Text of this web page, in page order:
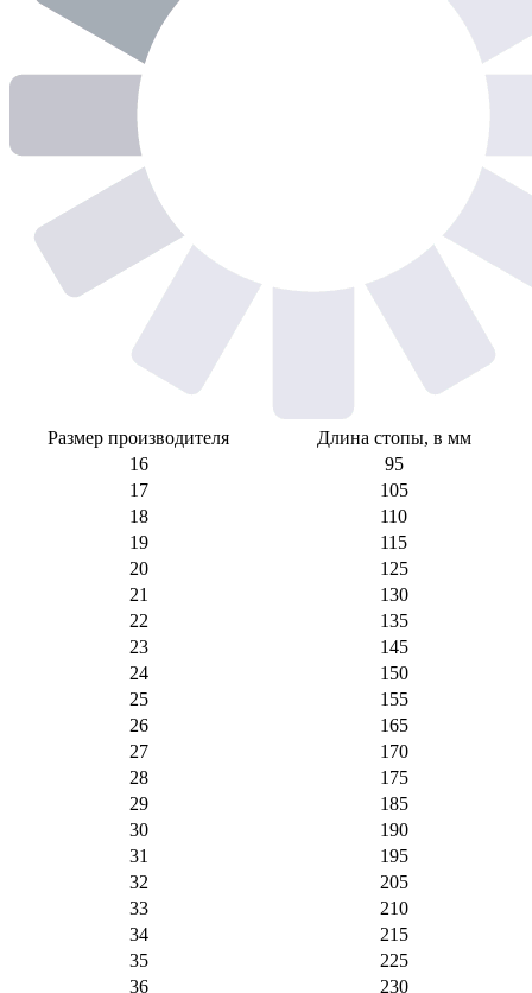
Размер производителя
Длина стопы, в мм
16
95
17
105
18
110
19
115
20
125
21
130
22
135
23
145
24
150
25
155
26
165
27
170
28
175
29
185
30
190
31
195
32
205
33
210
34
215
35
225
36
230